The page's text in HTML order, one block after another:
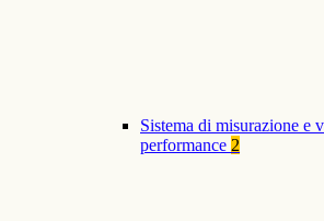
Sistema di misurazione e
performance 2